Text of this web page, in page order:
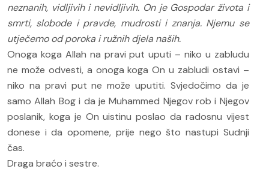
neznanih, vidljivih i nevidljivih. On je Gospodar života i
smrti, slobode i pravde, mudrosti i znanja. Njemu se
utječemo od poroka i ružnih djela naših.
Onoga koga Allah na pravi put uputi – niko u zabludu
ne može odvesti, a onoga koga On u zabludi ostavi –
niko na pravi put ne može uputiti. Svjedočimo da je
samo Allah Bog i da je Muhammed Njegov rob i Njegov
poslanik, koga je On uistinu poslao da radosnu vijest
donese i da opomene, prije nego što nastupi Sudnji
čas.
Draga braćo i sestre.